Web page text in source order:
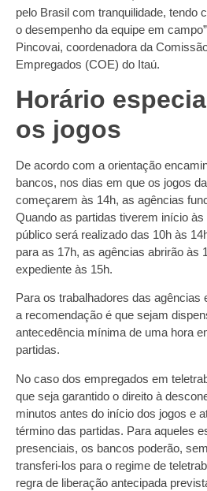
pelo Brasil com tranquilidade, tendo
o desempenho da equipe em
Pincovai, coordenadora da
Empregados (COE) do Itaú.
Horário
os jogos
De acordo com a orientação
bancos, nos dias em que os jogos
começarem às 14h, as agências
Quando as partidas tiverem início
público será realizado das 10h às
para as 17h, as agências abrirão às
expediente às 15h.
Para os trabalhadores das agências
a recomendação é que sejam
antecedência mínima de uma hora
partidas.
No caso dos empregados em
que seja garantido o direito à
minutos antes do início dos jogos e
término das partidas. Para aqueles
presenciais, os bancos poderão,
transferi-los para o regime de
regra de liberação antecipada